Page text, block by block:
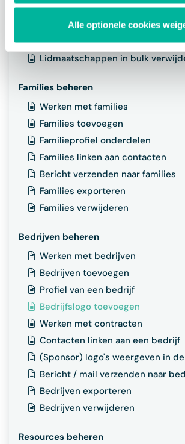
Alle optionele cookies
Lidmaatschappen in bulk
Lidmaatschappen in bulk
Lidmaatschappen (in bulk)
Lidmaatschappen in bulk
Families beheren
Werken met families
Families toevoegen
Familieprofiel onderdelen
Families linken aan contacten
Bericht verzenden naar families
Families exporteren
Families verwijderen
Bedrijven beheren
Werken met bedrijven
Bedrijven toevoegen
Profiel van een bedrijf
Bedrijfslogo toevoegen
Werken met contracten
Contacten linken aan een bedrijf
(Sponsor) logo's weergeven in
Bericht / mail verzenden naar
Bedrijven exporteren
Bedrijven verwijderen
Resources beheren